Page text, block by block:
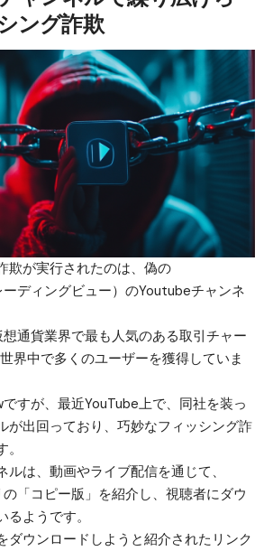
ング詐欺
欺が実行されたのは、偽の
ディングビュー）のYoutubeチャンネ
通貨業界で最も人気のある取引チャー
界中で多くのユーザーを獲得していま
すが、最近YouTube上で、同社を装っ
が出回っており、巧妙なフィッシング詐
ルは、動画やライブ配信を通じて、
「コピー版」を紹介し、視聴者にダウ
ようです。
ダウンロードしようと紹介されたリンク